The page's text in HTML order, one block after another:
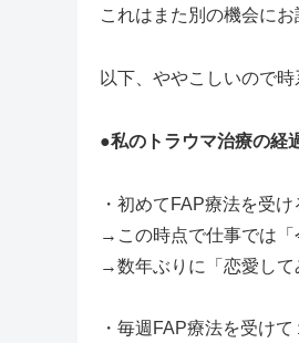
これはまた別の機会にお
以下、ややこしいので時
●私のトラウマ治療の経
・初めてFAP療法を受け
→この時点で仕事では「
→数年ぶりに「恋愛して
・毎週FAP療法を受けて